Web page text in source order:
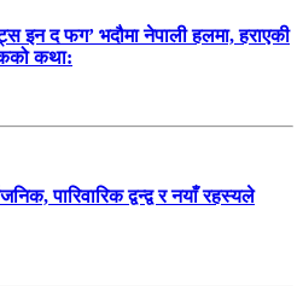
इन द फग’ भदौमा नेपाली हलमा, हराएकी
कथा:
पारिवारिक द्वन्द्व र नयाँ रहस्यले